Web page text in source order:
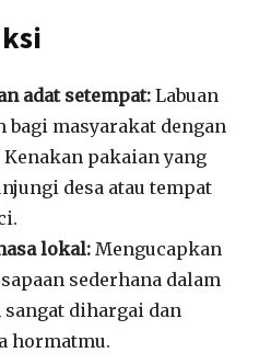
adat setempat: Labuan
bagi masyarakat dengan
Kenakan pakaian yang
desa atau tempat
lokal: Mengucapkan
sederhana dalam
dihargai dan
hormatmu.